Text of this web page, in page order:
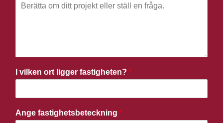
I vilken ort ligger fastigheten? *
Ange fastighetsbeteckning *